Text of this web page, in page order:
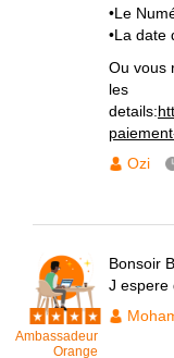
•Le
•La date
Ou vous
les
details:
Ozi
Ambassadeur
Orange
Bonsoir
J espere